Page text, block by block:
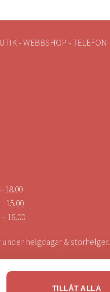
TILLÅT ALLA
- WEBBSHOP - TELEFON
18.00
15.00
16.00
helgdagar & storhelger.